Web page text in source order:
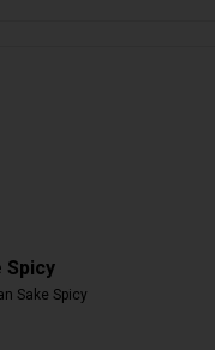
Spicy
Sake Spicy